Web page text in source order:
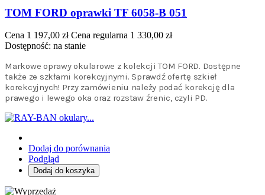
TOM FORD oprawki TF 6058-B 051
Cena 1 197,00 zł Cena regularna 1 330,00 zł
Dostępność: na stanie
Markowe oprawy okularowe z kolekcji TOM FORD. Dostępne
także ze szkłami korekcyjnymi. Sprawdź ofertę szkieł
korekcyjnych! Przy zamówieniu należy podać korekcję dla
prawego i lewego oka oraz rozstaw źrenic, czyli PD.
Dodaj do porównania
Podgląd
Dodaj do koszyka